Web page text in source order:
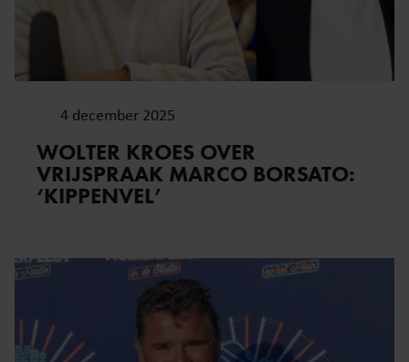
4 december 2025
WOLTER KROES OVER
VRIJSPRAAK MARCO BORSATO:
‘KIPPENVEL’